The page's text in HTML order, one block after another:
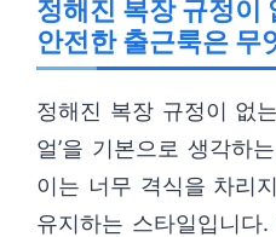
정해진 복장 규정이
안전한 출근룩은 무
정해진 복장 규정이 없
얼’을 기본으로 생각하
이는 너무 격식을 차리
유지하는 스타일입니다